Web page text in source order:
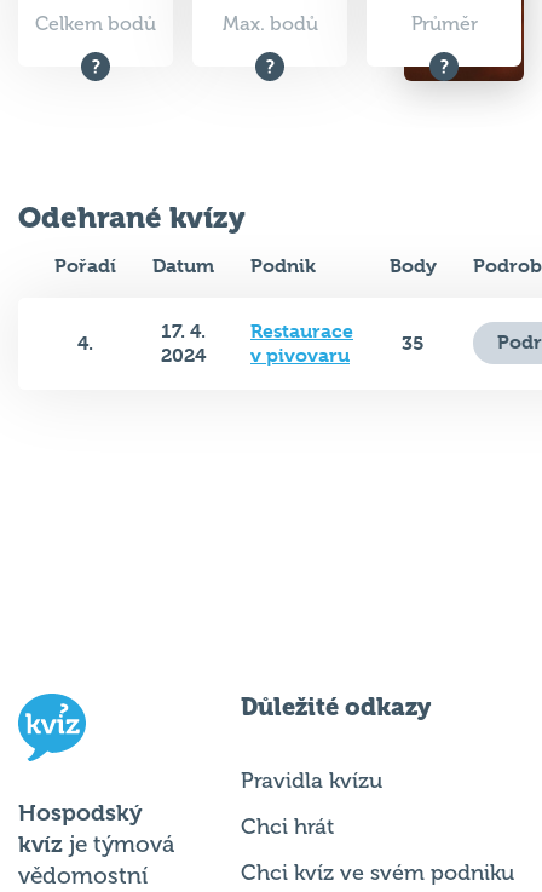
Celkem bodů Max. bodů Průměr
Odehrané kvízy
Pořadí Datum Podnik Body
4.
17. 4.
2024
Restaurace
v pivovaru
35
Hospodský
kvíz je týmová
vědomostní
Důležité odkazy
Pravidla kvízu
Chci hrát
Chci kvíz ve svém podniku